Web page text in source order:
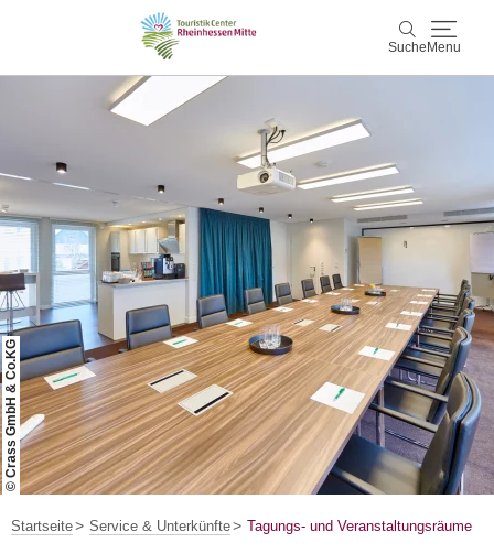
Suche Menu
Rheinhessen Mitte
Aktiv & Natur
Wein & Genuss
Kultur & Events
Service & Unterkünfte
Karte
KarteRheinhessen Blog
© Crass GmbH & Co.KG
Startseite Service & Unterkünfte Tagungs- und Veranstaltungsräume